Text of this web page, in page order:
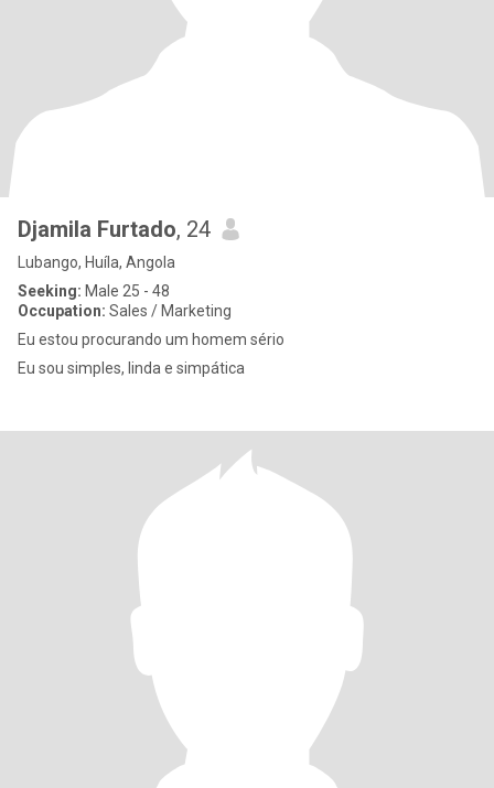
Djamila Furtado, 24
Lubango, Huíla, Angola
Seeking: Male 25 - 48
Occupation: Sales / Marketing
Eu estou procurando um homem sério
Eu sou simples, linda e simpática